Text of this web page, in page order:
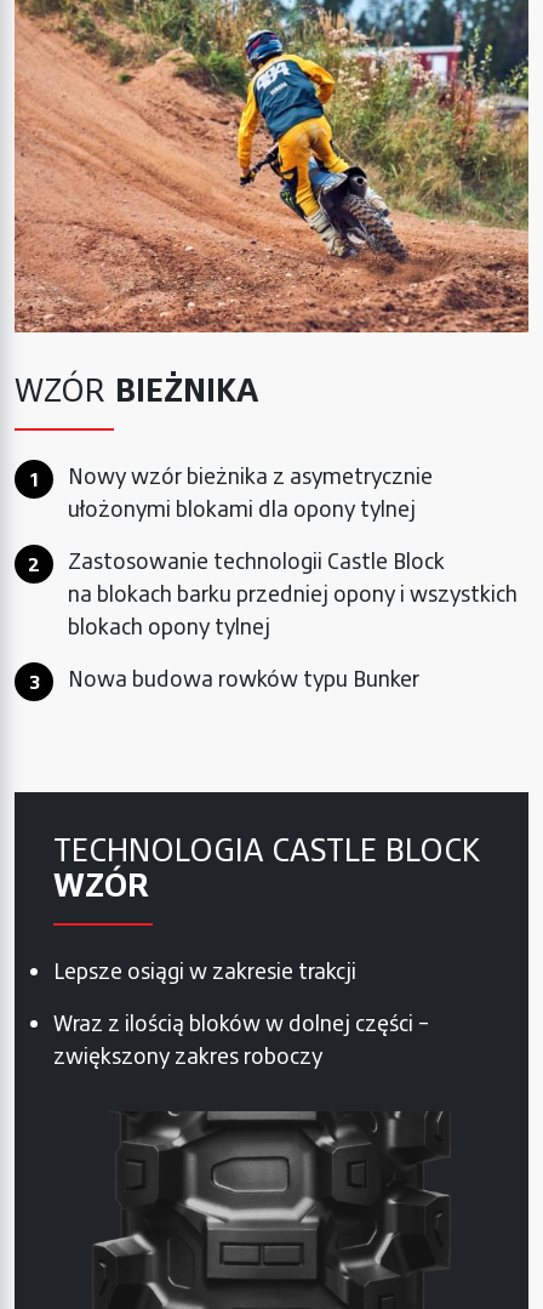
WZÓR BIEŻNIKA
Nowy wzór bieżnika z asymetrycznie
ułożonymi blokami dla opony tylnej
Zastosowanie technologii Castle Block
na blokach barku przedniej opony i wszystkich
blokach opony tylnej
Nowa budowa rowków typu Bunker
TECHNOLOGIA CASTLE BLOCK
WZÓR
Lepsze osiągi w zakresie trakcji
Wraz z ilością bloków w dolnej części –
zwiększony zakres roboczy